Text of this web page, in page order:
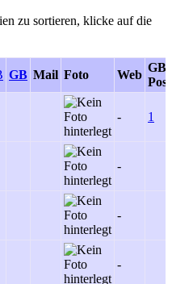
zu sortieren, klicke auf die
GB Mail Foto Web
GB-
- 1
-
-
-